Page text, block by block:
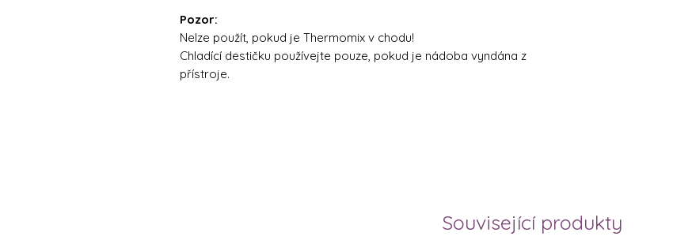
Pozor:
Nelze použít, pokud je Thermomix v chodu!
Chladící destičku používejte pouze, pokud je nádoba vyndána z
přístroje.
Související produkty